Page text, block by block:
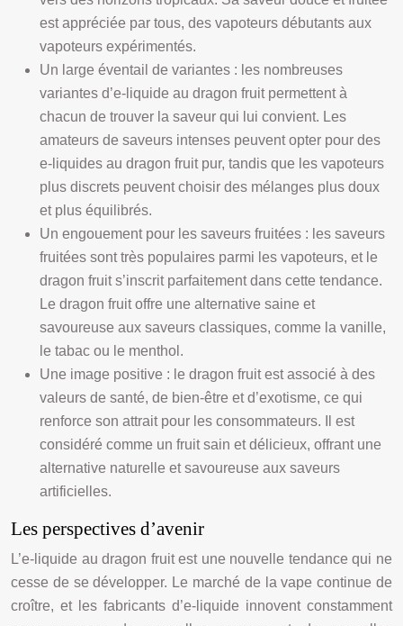
est appréciée par tous, des vapoteurs débutants aux
vapoteurs expérimentés.
Un large éventail de variantes : les nombreuses
variantes d’e-liquide au dragon fruit permettent à
chacun de trouver la saveur qui lui convient. Les
amateurs de saveurs intenses peuvent opter pour des
e-liquides au dragon fruit pur, tandis que les vapoteurs
plus discrets peuvent choisir des mélanges plus doux
et plus équilibrés.
Un engouement pour les saveurs fruitées : les saveurs
fruitées sont très populaires parmi les vapoteurs, et le
dragon fruit s’inscrit parfaitement dans cette tendance.
Le dragon fruit offre une alternative saine et
savoureuse aux saveurs classiques, comme la vanille,
le tabac ou le menthol.
Une image positive : le dragon fruit est associé à des
valeurs de santé, de bien-être et d’exotisme, ce qui
renforce son attrait pour les consommateurs. Il est
considéré comme un fruit sain et délicieux, offrant une
alternative naturelle et savoureuse aux saveurs
artificielles.
Les perspectives d’avenir
L’e-liquide au dragon fruit est une nouvelle tendance qui ne
cesse de se développer. Le marché de la vape continue de
croître, et les fabricants d’e-liquide innovent constamment